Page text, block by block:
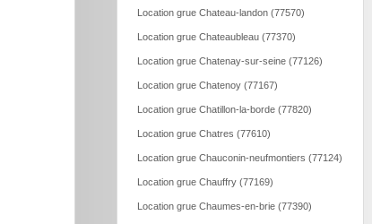
Location grue Chateau-landon (77570)
Location grue Chateaubleau (77370)
Location grue Chatenay-sur-seine (77126)
Location grue Chatenoy (77167)
Location grue Chatillon-la-borde (77820)
Location grue Chatres (77610)
Location grue Chauconin-neufmontiers (77124)
Location grue Chauffry (77169)
Location grue Chaumes-en-brie (77390)